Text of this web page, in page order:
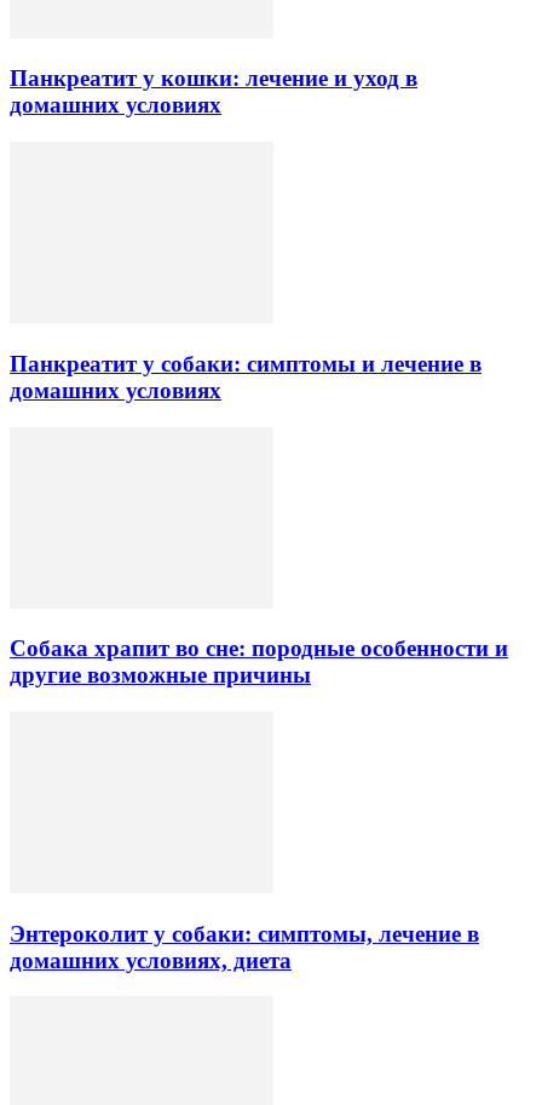
Панкреатит у кошки: лечение и уход в
домашних условиях
Панкреатит у собаки: симптомы и лечение в
домашних условиях
Собака храпит во сне: породные особенности и
другие возможные причины
Энтероколит у собаки: симптомы, лечение в
домашних условиях, диета